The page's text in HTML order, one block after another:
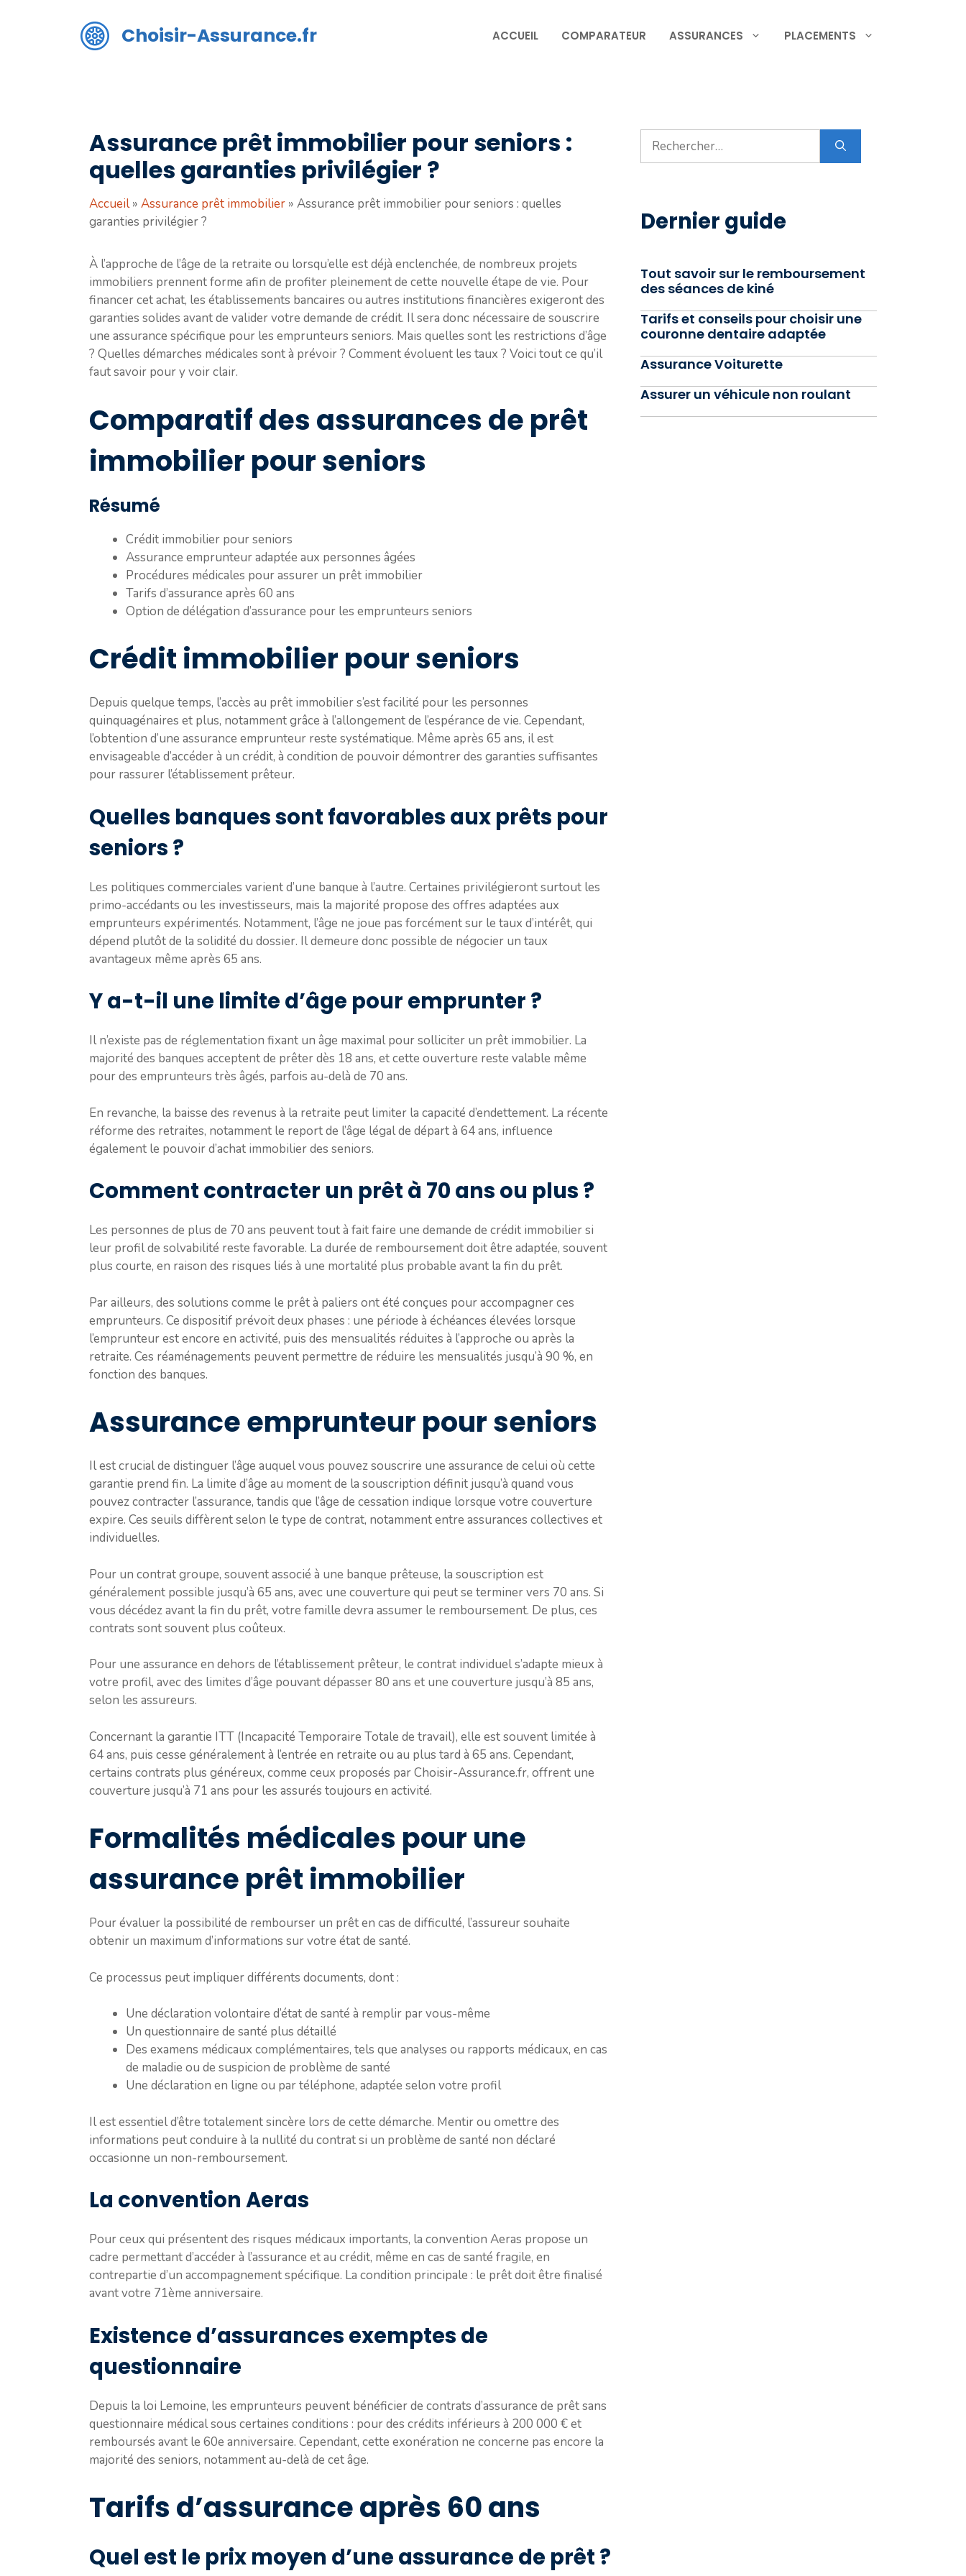
Choisir-Assurance.fr ACCUEIL COMPARATEUR ASSURANCES PLACEMENTS
Assurance prêt immobilier pour seniors :
quelles garanties privilégier ?
Accueil» Assurance prêt immobilier » Assurance prêt immobilier pour seniors : quelles
garanties privilégier ?
À l’approche de l’âge de la retraite ou lorsqu’elle est déjà enclenchée, de nombreux projets
immobiliers prennent forme afin de profiter pleinement de cette nouvelle étape de vie. Pour
financer cet achat, les établissements bancaires ou autres institutions financières exigeront des
garanties solides avant de valider votre demande de crédit. Il sera donc nécessaire de souscrire
une assurance spécifique pour les emprunteurs seniors. Mais quelles sont les restrictions d’âge
? Quelles démarches médicales sont à prévoir ? Comment évoluent les taux ? Voici tout ce qu’il
faut savoir pour y voir clair.
Comparatif des assurances de prêt
immobilier pour seniors
Résumé
Crédit immobilier pour seniors
Assurance emprunteur adaptée aux personnes âgées
Procédures médicales pour assurer un prêt immobilier
Tarifs d’assurance après 60 ans
Option de délégation d’assurance pour les emprunteurs seniors
Crédit immobilier pour seniors
Depuis quelque temps, l’accès au prêt immobilier s’est facilité pour les personnes
quinquagénaires et plus, notamment grâce à l’allongement de l’espérance de vie. Cependant,
l’obtention d’une assurance emprunteur reste systématique. Même après 65 ans, il est
envisageable d’accéder à un crédit, à condition de pouvoir démontrer des garanties suffisantes
pour rassurer l’établissement prêteur.
Quelles banques sont favorables aux prêts pour
seniors ?
Les politiques commerciales varient d’une banque à l’autre. Certaines privilégieront surtout les
primo-accédants ou les investisseurs, mais la majorité propose des offres adaptées aux
emprunteurs expérimentés. Notamment, l’âge ne joue pas forcément sur le taux d’intérêt, qui
dépend plutôt de la solidité du dossier. Il demeure donc possible de négocier un taux
avantageux même après 65 ans.
Y a-t-il une limite d’âge pour emprunter ?
Il n’existe pas de réglementation fixant un âge maximal pour solliciter un prêt immobilier. La
majorité des banques acceptent de prêter dès 18 ans, et cette ouverture reste valable même
pour des emprunteurs très âgés, parfois au-delà de 70 ans.
En revanche, la baisse des revenus à la retraite peut limiter la capacité d’endettement. La récente
réforme des retraites, notamment le report de l’âge légal de départ à 64 ans, influence
également le pouvoir d’achat immobilier des seniors.
Comment contracter un prêt à 70 ans ou plus ?
Les personnes de plus de 70 ans peuvent tout à fait faire une demande de crédit immobilier si
leur profil de solvabilité reste favorable. La durée de remboursement doit être adaptée, souvent
plus courte, en raison des risques liés à une mortalité plus probable avant la fin du prêt.
Par ailleurs, des solutions comme le prêt à paliers ont été conçues pour accompagner ces
emprunteurs. Ce dispositif prévoit deux phases : une période à échéances élevées lorsque
l’emprunteur est encore en activité, puis des mensualités réduites à l’approche ou après la
retraite. Ces réaménagements peuvent permettre de réduire les mensualités jusqu’à 90 %, en
fonction des banques.
Assurance emprunteur pour seniors
Il est crucial de distinguer l’âge auquel vous pouvez souscrire une assurance de celui où cette
garantie prend fin. La limite d’âge au moment de la souscription définit jusqu’à quand vous
pouvez contracter l’assurance, tandis que l’âge de cessation indique lorsque votre couverture
expire. Ces seuils diffèrent selon le type de contrat, notamment entre assurances collectives et
individuelles.
Pour un contrat groupe, souvent associé à une banque prêteuse, la souscription est
généralement possible jusqu’à 65 ans, avec une couverture qui peut se terminer vers 70 ans. Si
vous décédez avant la fin du prêt, votre famille devra assumer le remboursement. De plus, ces
contrats sont souvent plus coûteux.
Pour une assurance en dehors de l’établissement prêteur, le contrat individuel s’adapte mieux à
votre profil, avec des limites d’âge pouvant dépasser 80 ans et une couverture jusqu’à 85 ans,
selon les assureurs.
Concernant la garantie ITT (Incapacité Temporaire Totale de travail), elle est souvent limitée à
64 ans, puis cesse généralement à l’entrée en retraite ou au plus tard à 65 ans. Cependant,
certains contrats plus généreux, comme ceux proposés par Choisir-Assurance.fr, offrent une
couverture jusqu’à 71 ans pour les assurés toujours en activité.
Formalités médicales pour une
assurance prêt immobilier
Pour évaluer la possibilité de rembourser un prêt en cas de difficulté, l’assureur souhaite
obtenir un maximum d’informations sur votre état de santé.
Ce processus peut impliquer différents documents, dont :
Une déclaration volontaire d’état de santé à remplir par vous-même
Un questionnaire de santé plus détaillé
Des examens médicaux complémentaires, tels que analyses ou rapports médicaux, en cas
de maladie ou de suspicion de problème de santé
Une déclaration en ligne ou par téléphone, adaptée selon votre profil
Il est essentiel d’être totalement sincère lors de cette démarche. Mentir ou omettre des
informations peut conduire à la nullité du contrat si un problème de santé non déclaré
occasionne un non-remboursement.
La convention Aeras
Pour ceux qui présentent des risques médicaux importants, la convention Aeras propose un
cadre permettant d’accéder à l’assurance et au crédit, même en cas de santé fragile, en
contrepartie d’un accompagnement spécifique. La condition principale : le prêt doit être finalisé
avant votre 71ème anniversaire.
Existence d’assurances exemptes de
questionnaire
Depuis la loi Lemoine, les emprunteurs peuvent bénéficier de contrats d’assurance de prêt sans
questionnaire médical sous certaines conditions : pour des crédits inférieurs à 200 000 € et
remboursés avant le 60e anniversaire. Cependant, cette exonération ne concerne pas encore la
majorité des seniors, notamment au-delà de cet âge.
Tarifs d’assurance après 60 ans
Quel est le prix moyen d’une assurance de prêt ?
Rechercher :
Dernier guide
Tout savoir sur le remboursement
des séances de kiné
Tarifs et conseils pour choisir une
couronne dentaire adaptée
Assurance Voiturette
Assurer un véhicule non roulant